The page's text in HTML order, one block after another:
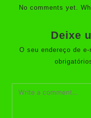
No comments yet.
Deixe
O seu endereço de